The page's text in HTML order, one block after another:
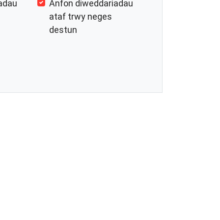
Anfon diweddariadau
ataf trwy neges
destun